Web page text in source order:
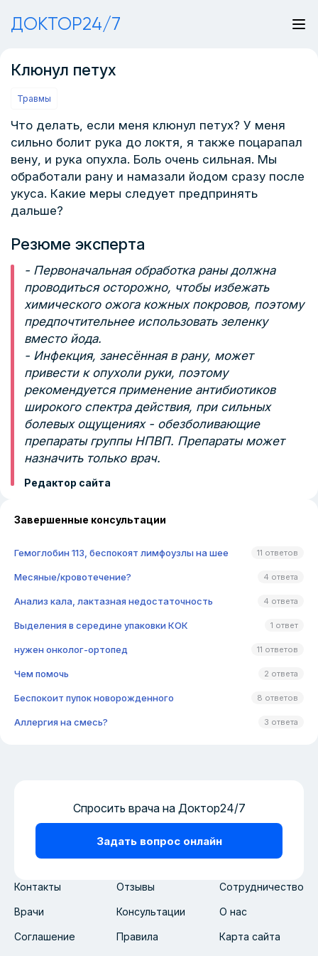
ДОКТОР24/7
Клюнул петух
Травмы
Что делать, если меня клюнул петух? У меня
сильно болит рука до локтя, я также поцарапал
вену, и рука опухла. Боль очень сильная. Мы
обработали рану и намазали йодом сразу после
укуса. Какие меры следует предпринять
дальше?
Резюме эксперта
- Первоначальная обработка раны должна
проводиться осторожно, чтобы избежать
химического ожога кожных покровов, поэтому
предпочтительнее использовать зеленку
вместо йода.
- Инфекция, занесённая в рану, может
привести к опухоли руки, поэтому
рекомендуется применение антибиотиков
широкого спектра действия, при сильных
болевых ощущениях - обезболивающие
препараты группы НПВП. Препараты может
назначить только врач.
Редактор сайта
Завершенные консультации
Гемоглобин 113, беспокоят лимфоузлы на шее 11 ответов
Месяные/кровотечение? 4 ответа
Анализ кала, лактазная недостаточность 4 ответа
Выделения в середине упаковки КОК 1 ответ
нужен онколог-ортопед 11 ответов
Чем помочь 2 ответа
Беспокоит пупок новорожденного 8 ответов
Аллергия на смесь? 3 ответа
Контакты Отзывы Сотрудничество
Врачи Консультации О нас
Соглашение Правила Карта сайта
Спросить врача на Доктор24/7
Задать вопрос онлайн